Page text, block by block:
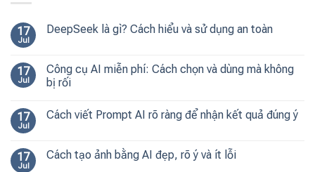
17
Jul
DeepSeek là gì? Cách hiểu và sử dụng an toàn
17
Jul
Công cụ AI miễn phí: Cách chọn và dùng mà không
bị rối
17
Jul
Cách viết Prompt AI rõ ràng để nhận kết quả đúng ý
17
Jul
Cách tạo ảnh bằng AI đẹp, rõ ý và ít lỗi